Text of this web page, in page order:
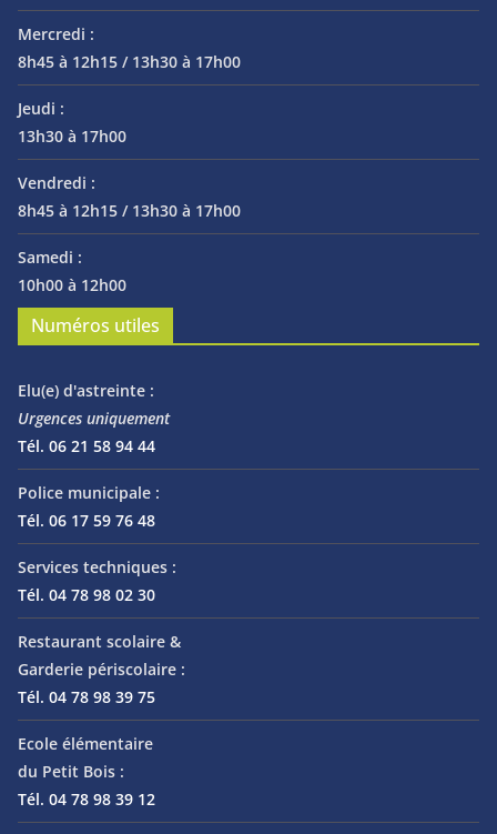
Mercredi :
8h45 à 12h15 / 13h30 à 17h00
Jeudi :
13h30 à 17h00
Vendredi :
8h45 à 12h15 / 13h30 à 17h00
Samedi :
10h00 à 12h00
Numéros utiles
Elu(e) d'astreinte :
Urgences uniquement
Tél. 06 21 58 94 44
Police municipale :
Tél. 06 17 59 76 48
Services techniques :
Tél. 04 78 98 02 30
Restaurant scolaire &
Garderie périscolaire :
Tél. 04 78 98 39 75
Ecole élémentaire
du Petit Bois :
Tél. 04 78 98 39 12